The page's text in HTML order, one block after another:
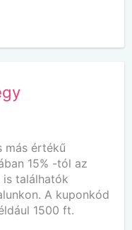
más értékű
15% -tól az
is találhatók
A kuponkód
1500 ft.